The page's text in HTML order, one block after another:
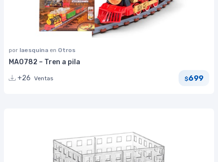
por laesquina en Otros
MA0782 – Tren a pila
+26 Ventas $699